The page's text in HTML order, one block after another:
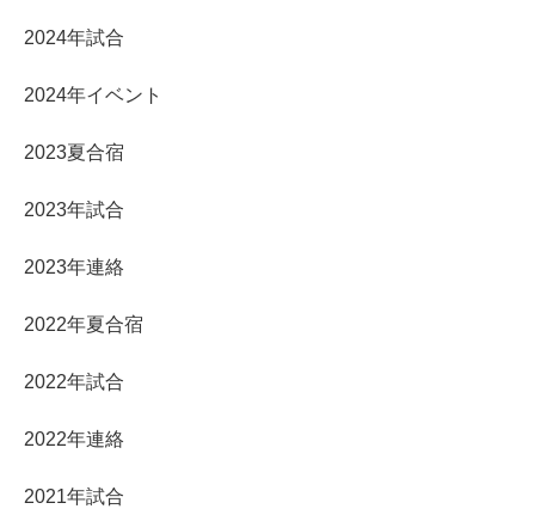
2024年試合
2024年イベント
2023夏合宿
2023年試合
2023年連絡
2022年夏合宿
2022年試合
2022年連絡
2021年試合